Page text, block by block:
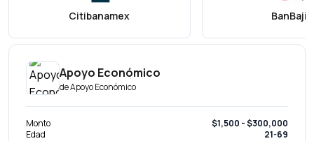
Citibanamex BanBajío
Apoyo Económico
deApoyo Económico
Monto
$1,500 - $300,000
Edad
21-69